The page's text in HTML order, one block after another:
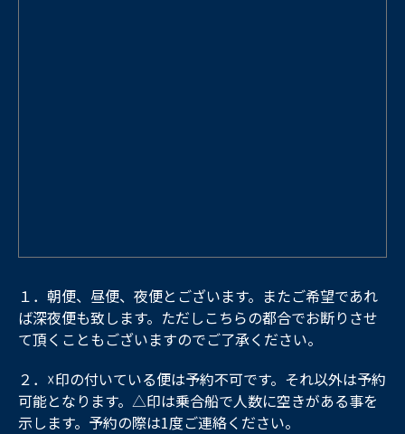
１．朝便、昼便、夜便とございます。またご希望であれ
ば深夜便も致します。ただしこちらの都合でお断りさせ
て頂くこともございますのでご了承ください。
２．☓印の付いている便は予約不可です。それ以外は予約
可能となります。△印は乗合船で人数に空きがある事を
示します。予約の際は1度ご連絡ください。